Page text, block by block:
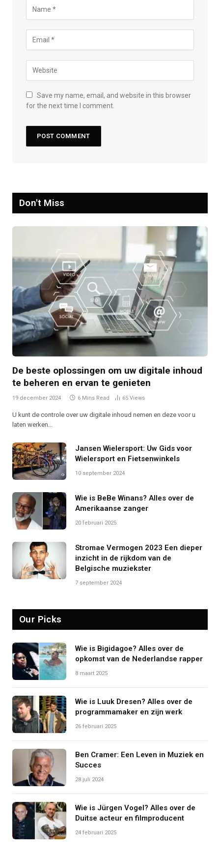
Save my name, email, and website in this browser
for the next time I comment.
Don't Miss
De beste oplossingen om uw digitale inhoud
te beheren en ervan te genieten
19 december 2024 6 Mins Read 65 Views
U kunt de controle over uw digitale inhoud nemen en deze voor u
laten werken…
Jansen Wielersport: Uw Gids voor
Wielersport en Fietsenwinkels
10 september 2024
Wie is BeBe Winans? Alles over de
Amerikaanse zanger
20 februari 2025
Stromae Vermogen 2023 Een dieper
inzicht in de rijkdom van de
Belgische muziekster
7 september 2024
Our Picks
Wie is Bigidagoe? Alles over de
opkomst van de Nederlandse rapper
8 maart 2025
Wie is Luuk Dresen? Alles over de
programmamaker en zijn werk
26 februari 2025
Ben Cramer: Een Leven in Muziek en
Succes
28 juli 2024
Wie is Jürgen Vogel? Alles over de
Duitse acteur en filmproducent
24 februari 2025